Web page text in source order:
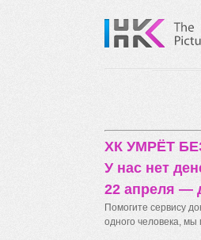
ХК УМРЁТ
У нас нет
22 апреля —
Помогите сервису
одного человека, мы